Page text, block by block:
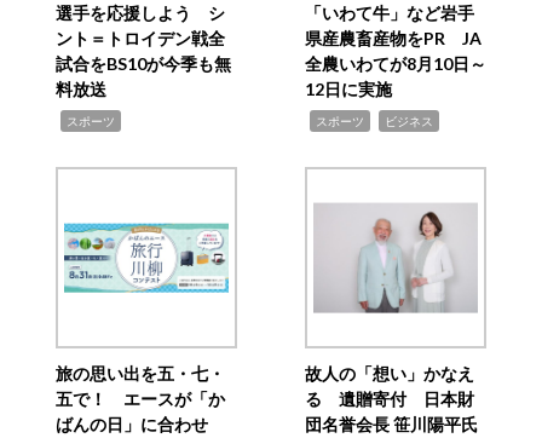
選手を応援しよう シ
ント＝トロイデン戦全
試合をBS10が今季も無
料放送
スポーツ
「いわて牛」など岩手
県産農畜産物をPR JA
全農いわてが8月10日～
12日に実施
スポーツ ビジネス
旅の思い出を五・七・
五で！ エースが「か
ばんの日」に合わせ
故人の「想い」かなえ
る 遺贈寄付 日本財
団名誉会長 笹川陽平氏